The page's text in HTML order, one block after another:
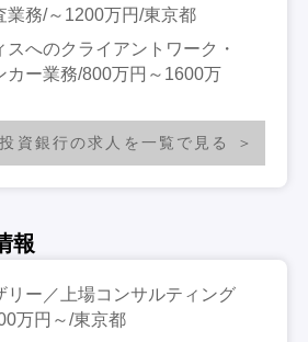
業務/～1200万円/東京都
へのクライアントワーク・
カー業務/800万円～1600万
資銀行の求人を一覧で見る
報
リー／上場コンサルティング
万円～/東京都